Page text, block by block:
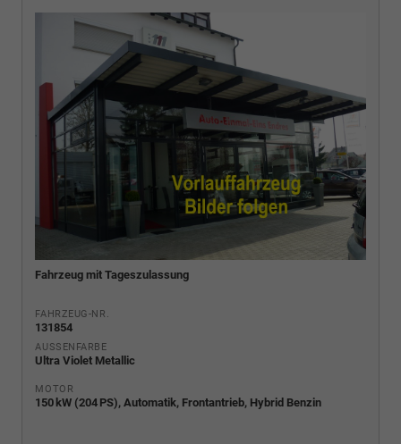
Fahrzeug mit Tageszulassung
FAHRZEUG-NR.
131854
AUSSENFARBE
Ultra Violet Metallic
MOTOR
150 kW (204 PS), Automatik, Frontantrieb, Hybrid Benzin